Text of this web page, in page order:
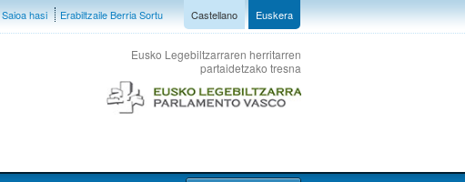
Saioa hasi Erabiltzaile Berria Sortu Castellano Euskera
Eusko Legebiltzarraren herritarren
partaidetzako tresna